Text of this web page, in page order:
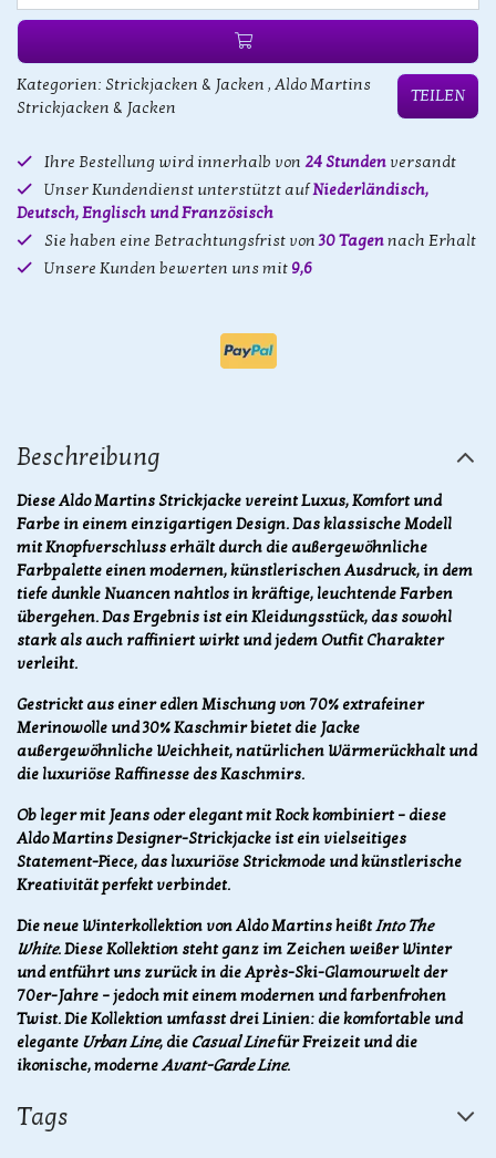
Kategorien: Strickjacken & Jacken , Aldo Martins
Strickjacken & Jacken
TEILEN
Ihre Bestellung wird innerhalb von 24 Stunden versandt
Unser Kundendienst unterstützt aufNiederländisch,
Deutsch, Englisch und Französisch
Sie haben eine Betrachtungsfrist von30 Tagennach Erhalt
Unsere Kunden bewerten uns mit 9,6
Beschreibung
Diese Aldo Martins Strickjacke vereint Luxus, Komfort und
Farbe in einem einzigartigen Design. Das klassische Modell
mit Knopfverschluss erhält durch die außergewöhnliche
Farbpalette einen modernen, künstlerischen Ausdruck, in dem
tiefe dunkle Nuancen nahtlos in kräftige, leuchtende Farben
übergehen. Das Ergebnis ist ein Kleidungsstück, das sowohl
stark als auch raffiniert wirkt und jedem Outfit Charakter
verleiht.
Gestrickt aus einer edlen Mischung von 70% extrafeiner
Merinowolle und 30% Kaschmir bietet die Jacke
außergewöhnliche Weichheit, natürlichen Wärmerückhalt und
die luxuriöse Raffinesse des Kaschmirs.
Ob leger mit Jeans oder elegant mit Rock kombiniert – diese
Aldo Martins Designer-Strickjacke ist ein vielseitiges
Statement-Piece, das luxuriöse Strickmode und künstlerische
Kreativität perfekt verbindet.
Die neue Winterkollektion von Aldo Martins heißtInto The
White. Diese Kollektion steht ganz im Zeichen weißer Winter
und entführt uns zurück in die Après-Ski-Glamourwelt der
70er-Jahre – jedoch mit einem modernen und farbenfrohen
Twist. Die Kollektion umfasst drei Linien: die komfortable und
elegante Urban Line, die Casual Linefür Freizeit und die
ikonische, moderneAvant-Garde Line.
Tags